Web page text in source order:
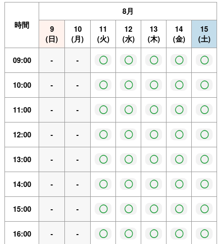
時間
8月
9
(日)
10
(月)
11
(火)
12
(水)
13
(木)
14
(金)
15
(土)
09:00 - - ◯ ◯ ◯ ◯ ◯
10:00 - - ◯ ◯ ◯ ◯ ◯
11:00 - - ◯ ◯ ◯ ◯ ◯
12:00 - - ◯ ◯ ◯ ◯ ◯
13:00 - - ◯ ◯ ◯ ◯ ◯
14:00 - - ◯ ◯ ◯ ◯ ◯
15:00 - - ◯ ◯ ◯ ◯ ◯
16:00 - - ◯ ◯ ◯ ◯ ◯